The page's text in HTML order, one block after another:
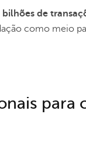
bilhões de
como meio
para